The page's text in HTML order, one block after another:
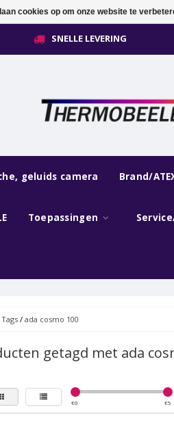
SNELLE LEVERING
geluids camera Brand/
Toepassingen
Tags/ ada cosmo 100
getagd met ada
€0 €5
cookies op om onze website te